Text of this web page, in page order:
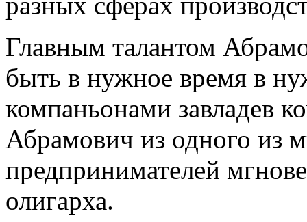
Главным талантом
быть в нужное время в
компаньонами завладев
Абрамович из одного из
предпринимателей
олигарха.